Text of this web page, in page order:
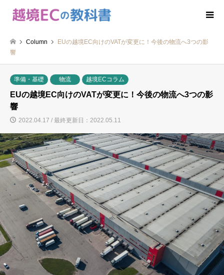
Column
EUの越境EC向けのVATが変更に！今後の物流へ3つの影
響
準備・基礎 物流 越境ECコラム
EUの越境EC向けのVATが変更に！今後の物流へ3つの影
響
2022.04.17 / 最終更新日：2022.05.11